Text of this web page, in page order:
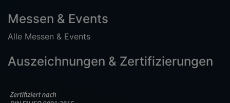
Messen & Events
Alle Messen & Events
Auszeichnungen & Zertifizierungen